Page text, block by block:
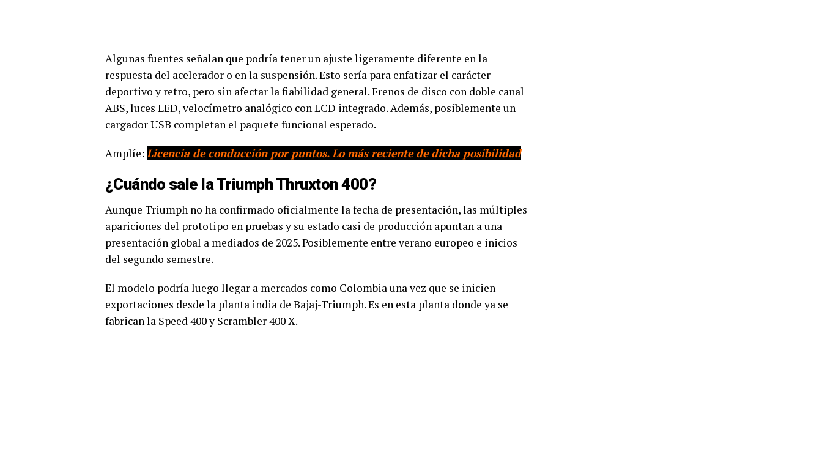
Algunas fuentes señalan que podría tener un ajuste ligeramente diferente en la
respuesta del acelerador o en la suspensión. Esto sería para enfatizar el carácter
deportivo y retro, pero sin afectar la fiabilidad general. Frenos de disco con doble canal
ABS, luces LED, velocímetro analógico con LCD integrado. Además, posiblemente un
cargador USB completan el paquete funcional esperado.
Amplíe: Licencia de conducción por puntos. Lo más reciente de dicha posibilidad
¿Cuándo sale la Triumph Thruxton 400?
Aunque Triumph no ha confirmado oficialmente la fecha de presentación, las múltiples
apariciones del prototipo en pruebas y su estado casi de producción apuntan a una
presentación global a mediados de 2025. Posiblemente entre verano europeo e inicios
del segundo semestre.
El modelo podría luego llegar a mercados como Colombia una vez que se inicien
exportaciones desde la planta india de Bajaj-Triumph. Es en esta planta donde ya se
fabrican la Speed 400 y Scrambler 400 X.